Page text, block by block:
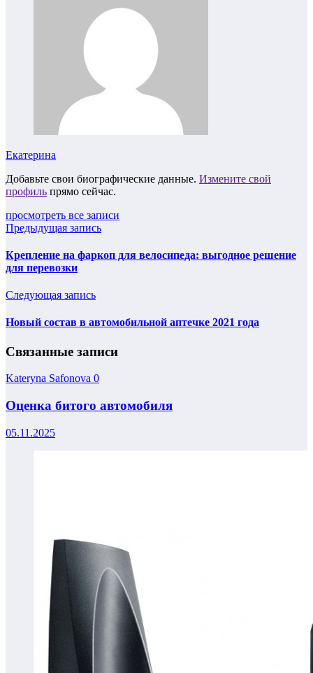
Екатерина
Добавьте свои биографические данные. Измените свой
профиль прямо сейчас.
просмотреть все записи
Предыдущая запись
Крепление на фаркоп для велосипеда: выгодное решение
для перевозки
Следующая запись
Новый состав в автомобильной аптечке 2021 года
Связанные записи
Kateryna Safonova 0
Оценка битого автомобиля
05.11.2025